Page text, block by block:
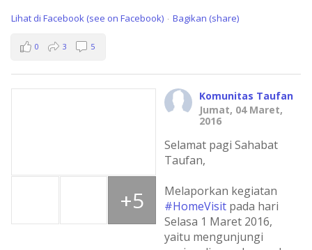
Lihat di Facebook (see on Facebook) · Bagikan (share)
0 3 5
Komunitas Taufan
Jumat, 04 Maret,
2016
Selamat pagi Sahabat
Taufan,
Melaporkan kegiatan
#HomeVisit pada hari
Selasa 1 Maret 2016,
yaitu mengunjungi
+5